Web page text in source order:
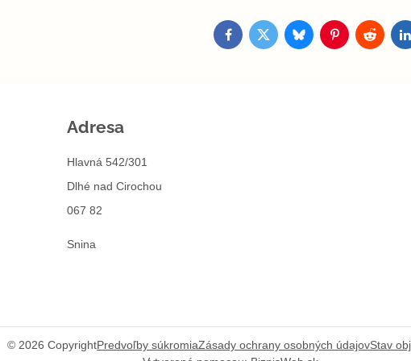
FacebookTwitterBlueskyPinterestReddit
Adresa
Hlavná 542/301
Dlhé nad Cirochou
067 82
Snina
© 2026 CopyrightPredvoľby súkromiaZásady ochrany osobných údajovStav